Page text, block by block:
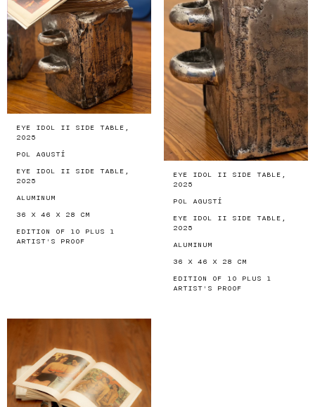
EYE IDOL II SIDE TABLE,
2025
POL AGUSTÍ
EYE IDOL II SIDE TABLE,
2025
ALUMINUM
36 X 46 X 28 CM
EDITION OF 10 PLUS 1
ARTIST'S PROOF
EYE IDOL II SIDE TABLE,
2025
POL AGUSTÍ
EYE IDOL II SIDE TABLE,
2025
ALUMINUM
36 X 46 X 28 CM
EDITION OF 10 PLUS 1
ARTIST'S PROOF